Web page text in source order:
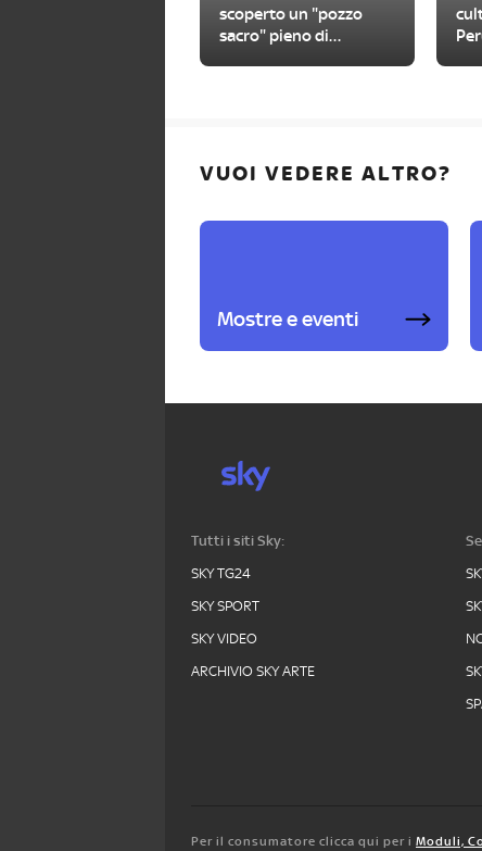
scoperto un "pozzo
sacro" pieno di
VUOI VEDERE ALTRO?
Mostre e eventi
Tutti i siti Sky:
SKY TG24
SKY SPORT
SKY VIDEO
ARCHIVIO SKY ARTE
Per il consumatore clicca qui per i Moduli,